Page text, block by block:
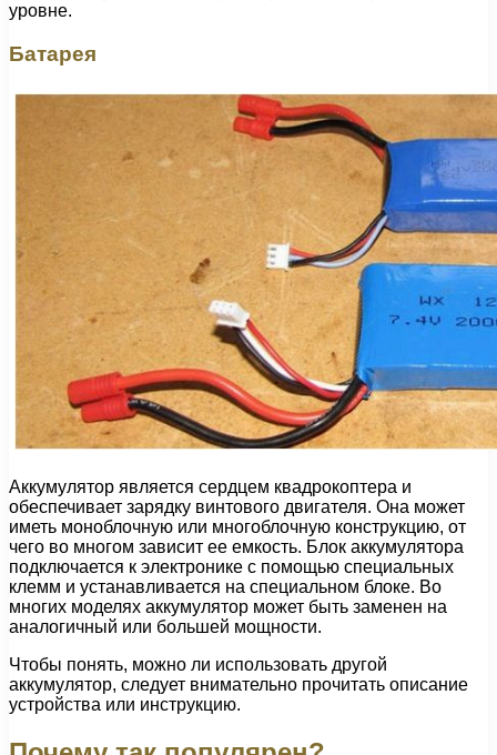
уровне.
Батарея
Аккумулятор является сердцем квадрокоптера и
обеспечивает зарядку винтового двигателя. Она может
иметь моноблочную или многоблочную конструкцию, от
чего во многом зависит ее емкость. Блок аккумулятора
подключается к электронике с помощью специальных
клемм и устанавливается на специальном блоке. Во
многих моделях аккумулятор может быть заменен на
аналогичный или большей мощности.
Чтобы понять, можно ли использовать другой
аккумулятор, следует внимательно прочитать описание
устройства или инструкцию.